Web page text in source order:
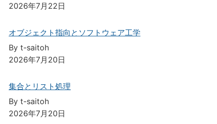
2026年7月22日
オブジェクト指向とソフトウェア工学
By t-saitoh
2026年7月20日
集合とリスト処理
By t-saitoh
2026年7月20日